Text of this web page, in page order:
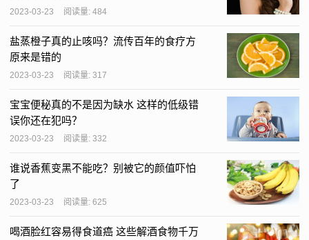
2023-03-23 阅读量: 484
盐蒸橙子真的止咳吗？流传百年的食疗方
原来是错的
2023-03-23 阅读量: 317
宝宝便秘真的不是因为缺水 这样的低级错
误你还在犯吗？
2023-03-23 阅读量: 332
谁说香蕉变黑不能吃？别被它的颜值吓怕
了
2023-03-23 阅读量: 625
喝酒脸红容易得食道癌 这些解酒食物千万